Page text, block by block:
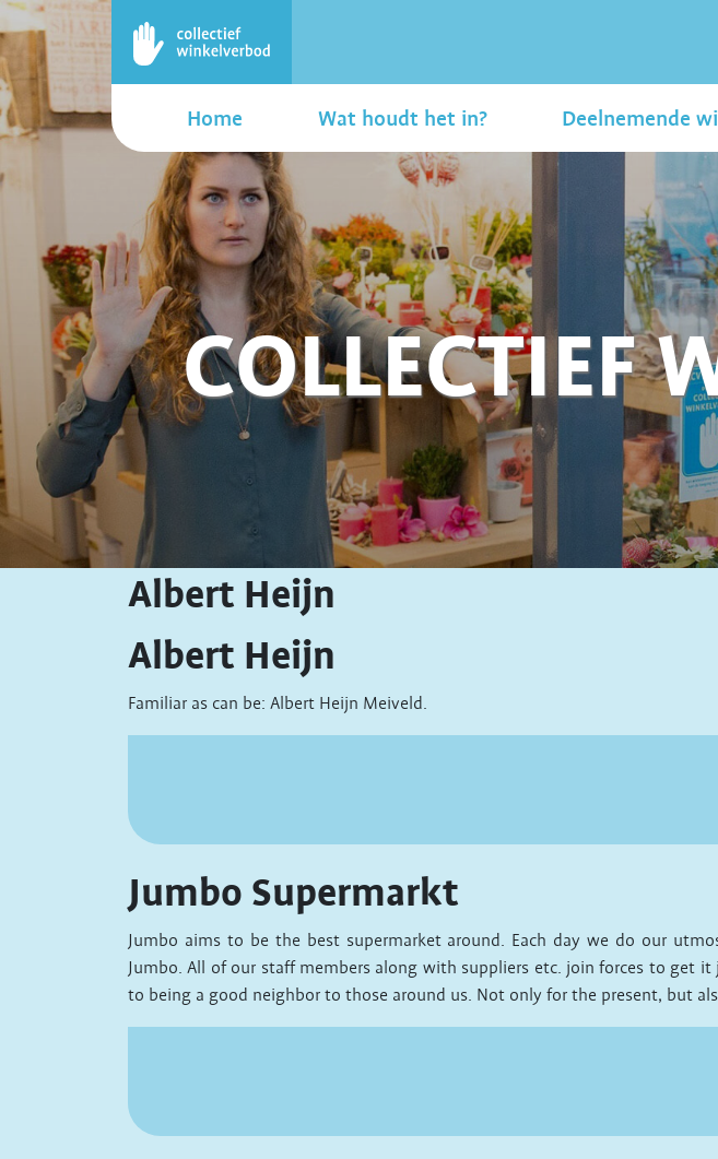
Home Wat houdt het in? Deelnemende
COLLECTIEF
Albert Heijn
Albert Heijn
Familiar as can be: Albert Heijn Meiveld.
Jumbo Supermarkt
Jumbo aims to be the best supermarket around. Each day we do our
Jumbo. All of our staff members along with suppliers etc. join forces to get
to being a good neighbor to those around us. Not only for the present, but